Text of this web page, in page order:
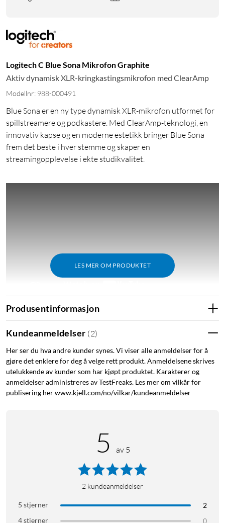
Logitech C Blue Sona Mikrofon Graphite
Aktiv dynamisk XLR-kringkastingsmikrofon med ClearAmp
Modellnr: 988-000491
Blue Sona er en ny type dynamisk XLR-mikrofon utformet for
spillstreamere og podkastere. Med ClearAmp-teknologi, en
innovativ kapse og en moderne estetikk bringer Blue Sona
frem det beste i hver stemme og skaper en
streamingopplevelse i ekte studikvalitet.
LES MER OM PRODUKTET
Passende tilbehør
XLR-kabel (selges separat), eksempelvis(37100).
Datalydgrensesnitt (selges separat), eksempelvis(23964).
Mikrofonarm (selges separat), eksempelvis( 57736).
Mikrofonstativadapter på 3/8 tommer
Retningskarakteristikk: Superkardioide
Frekvensområde: 40 Hz – 18 kHz
Produsentinformasjon
Kundeanmeldelser (2)
Her ser du hva andre kunder synes. Vi viser alle anmeldelser for å
gjøre det enklere for deg å velge rett produkt. Anmeldelsene skrives
utelukkende av kunder som har kjøpt produktet. Karakterer og
anmeldelser administreres av TestFreaks. Les mer om vilkår for
publisering her www.kjell.com/no/vilkar/kundeanmeldelser
5 av 5
2 kundeanmeldelser
5 stjerner
2
4 stjerner
0